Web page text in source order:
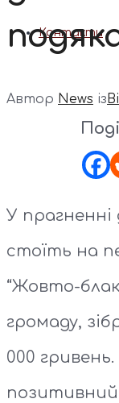
Контакти
Автор News із
У
стоїть на
“Жовто-
громаду,
000
позитивний